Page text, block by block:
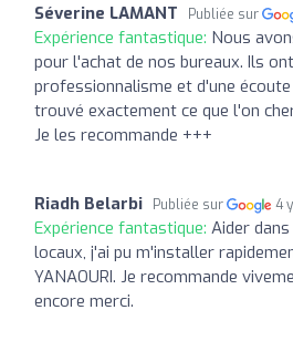
Séverine LAMANT Publiée sur
Expérience fantastique: Nous
pour l'achat de nos bureaux. Ils
professionnalisme et d'une
trouvé exactement ce que l'on
Je les recommande +++
Riadh Belarbi Publiée sur 4
Expérience fantastique: Aider
locaux, j'ai pu m'installer
YANAOURI. Je recommande
encore merci.